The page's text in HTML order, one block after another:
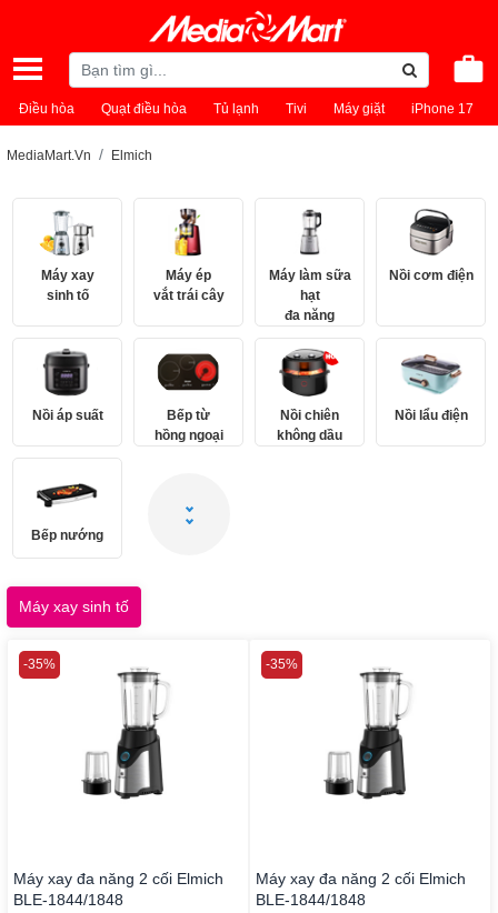
Điều hòa Quạt điều hòa Tủ lạnh Tivi Máy giặt iPhone 17
MediaMart.Vn Elmich
Máy xay
sinh tố
Máy ép
vắt trái cây
Máy làm sữa
hạt
đa năng
Nồi cơm điện
Nồi áp suất
Bếp từ
hồng ngoại
Nồi chiên
không dầu
Nồi lẩu điện
Bếp nướng
Máy xay sinh tố
Máy xay đa năng 2 cối Elmich
BLE-1844/1848
-35%
Máy xay đa năng 2 cối Elmich
BLE-1844/1848
-35%